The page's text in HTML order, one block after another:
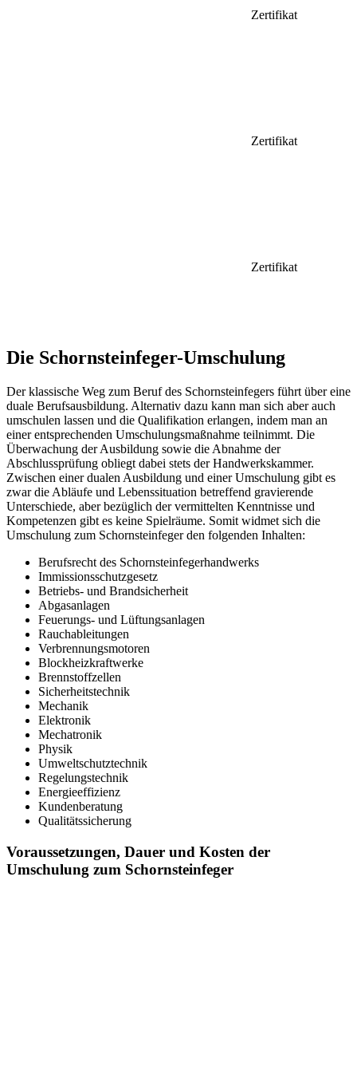
Zertifikat
Zertifikat
Zertifikat
Die Schornsteinfeger-Umschulung
Der klassische Weg zum Beruf des Schornsteinfegers führt über eine
duale Berufsausbildung. Alternativ dazu kann man sich aber auch
umschulen lassen und die Qualifikation erlangen, indem man an
einer entsprechenden Umschulungsmaßnahme teilnimmt. Die
Überwachung der Ausbildung sowie die Abnahme der
Abschlussprüfung obliegt dabei stets der Handwerkskammer.
Zwischen einer dualen Ausbildung und einer Umschulung gibt es
zwar die Abläufe und Lebenssituation betreffend gravierende
Unterschiede, aber bezüglich der vermittelten Kenntnisse und
Kompetenzen gibt es keine Spielräume. Somit widmet sich die
Umschulung zum Schornsteinfeger den folgenden Inhalten:
Berufsrecht des Schornsteinfegerhandwerks
Immissionsschutzgesetz
Betriebs- und Brandsicherheit
Abgasanlagen
Feuerungs- und Lüftungsanlagen
Rauchableitungen
Verbrennungsmotoren
Blockheizkraftwerke
Brennstoffzellen
Sicherheitstechnik
Mechanik
Elektronik
Mechatronik
Physik
Umweltschutztechnik
Regelungstechnik
Energieeffizienz
Kundenberatung
Qualitätssicherung
Voraussetzungen, Dauer und Kosten der
Umschulung zum Schornsteinfeger